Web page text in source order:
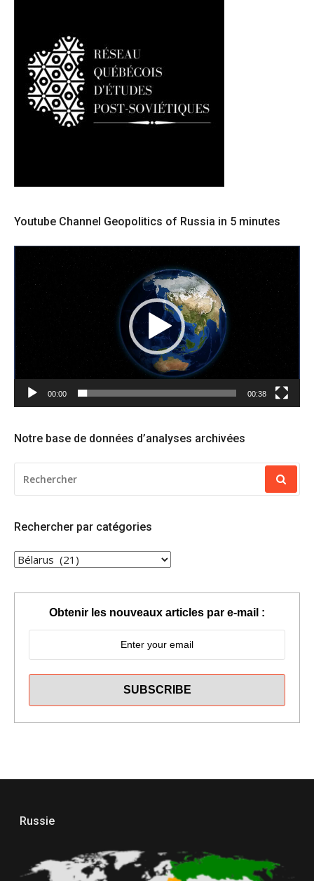
Youtube Channel Geopolitics of Russia in 5 minutes
00:00 00:38
Notre base de données d’analyses archivées
POUR
:
Rechercher par catégories
RECHERCHER
PAR
Obtenir les nouveaux articles par e-mail :
Russie